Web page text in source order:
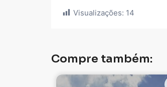
Visualizações: 14
Compre também: